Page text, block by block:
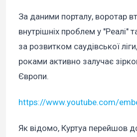
За даними порталу, воротар
внутрішніх проблем у "Реалі"
за розвитком саудівської
роками активно залучає
Європи.
https://www.youtube.com/
Як відомо, Куртуа перейшов